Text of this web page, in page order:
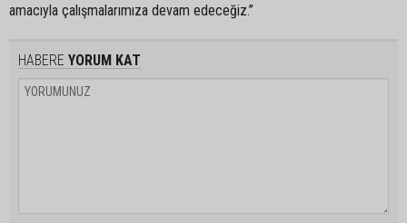
amacıyla çalışmalarımıza devam edeceğiz.”
HABERE YORUM KAT